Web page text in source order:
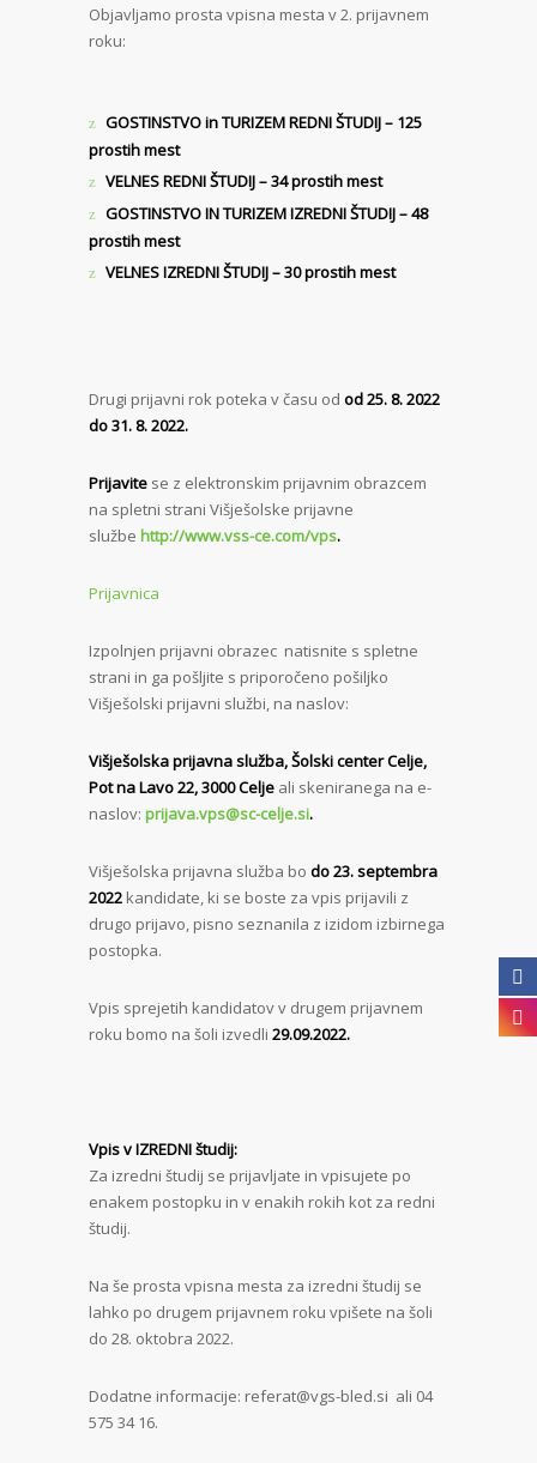
Objavljamo prosta vpisna mesta v 2. prijavnem
roku:
GOSTINSTVO in TURIZEM REDNI ŠTUDIJ – 125
prostih mest
VELNES REDNI ŠTUDIJ – 34 prostih mest
GOSTINSTVO IN TURIZEM IZREDNI ŠTUDIJ – 48
prostih mest
VELNES IZREDNI ŠTUDIJ – 30 prostih mest
Drugi prijavni rok poteka v času od od 25. 8. 2022
do 31. 8. 2022.
Prijavite se z elektronskim prijavnim obrazcem
na spletni strani Višješolske prijavne
službe http://www.vss-ce.com/vps.
Prijavnica
Izpolnjen prijavni obrazec natisnite s spletne
strani in ga pošljite s priporočeno pošiljko
Višješolski prijavni službi, na naslov:
Višješolska prijavna služba, Šolski center Celje,
Pot na Lavo 22, 3000 Celje ali skeniranega na e-
naslov: prijava.vps@sc-celje.si.
Višješolska prijavna služba bo do 23. septembra
2022 kandidate, ki se boste za vpis prijavili z
drugo prijavo, pisno seznanila z izidom izbirnega
postopka.
Vpis sprejetih kandidatov v drugem prijavnem
roku bomo na šoli izvedli 29.09.2022.
Vpis v IZREDNI študij:
Za izredni študij se prijavljate in vpisujete po
enakem postopku in v enakih rokih kot za redni
študij.
Na še prosta vpisna mesta za izredni študij se
lahko po drugem prijavnem roku vpišete na šoli
do 28. oktobra 2022.
Dodatne informacije: referat@vgs-bled.si ali 04
575 34 16.